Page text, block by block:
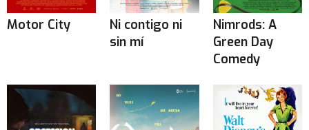
Motor City
Ni contigo ni
sin mí
Nimrods: A
Green Day
Comedy